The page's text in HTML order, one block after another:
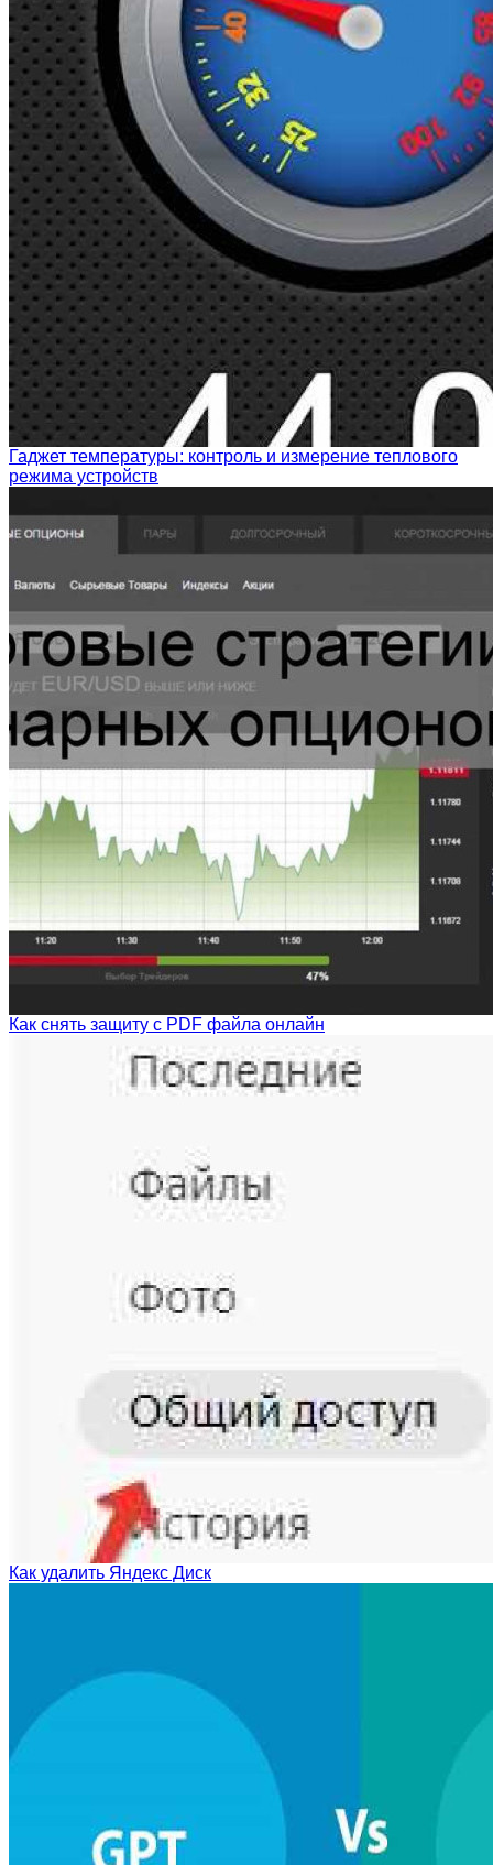
Гаджет температуры: контроль и измерение теплового
режима устройств
Как снять защиту с PDF файла онлайн
Как удалить Яндекс Диск